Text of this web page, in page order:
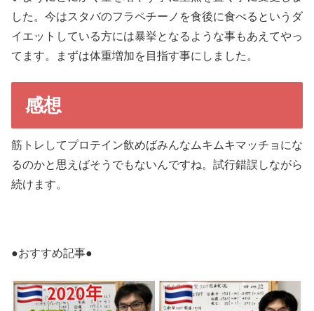
した。今はスタバのフラペチーノを食後に食べるというダ
イエットしている方には暴挙となるような事もあえてやっ
てます。まずは体重増加を目指す事にしました。
感想
筋トレしてプロテイン飲めばみんなムキムキマッチョにな
るのかと思えばそうでもないんですね。試行錯誤しながら
続けます。
●おすすめ記事●